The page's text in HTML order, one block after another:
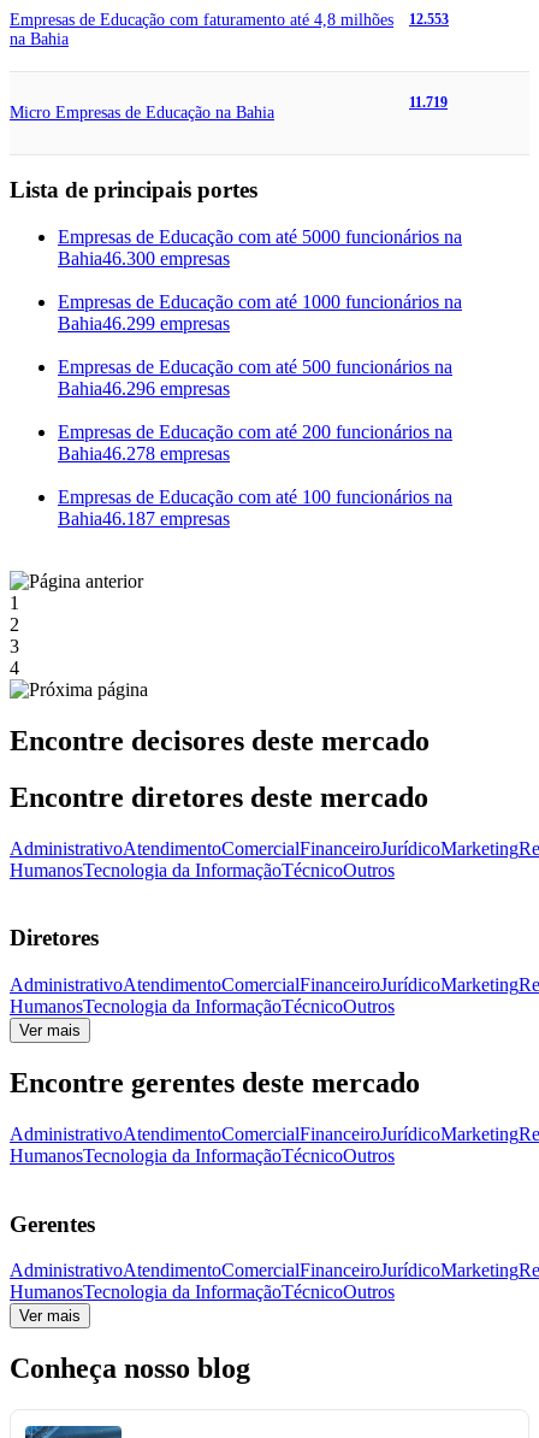
Empresas de Educação com faturamento até 4,8 milhões
na Bahia
12.553
Micro Empresas de Educação na Bahia
11.719
Lista de principais portes
Empresas de Educação com até 5000 funcionários na
Bahia46.300 empresas
Empresas de Educação com até 1000 funcionários na
Bahia46.299 empresas
Empresas de Educação com até 500 funcionários na
Bahia46.296 empresas
Empresas de Educação com até 200 funcionários na
Bahia46.278 empresas
Empresas de Educação com até 100 funcionários na
Bahia46.187 empresas
1
2
3
4
Encontre decisores deste mercado
Encontre diretores deste mercado
AdministrativoAtendimentoComercialFinanceiroJurídicoMarketing
HumanosTecnologia da InformaçãoTécnicoOutros
Diretores
AdministrativoAtendimentoComercialFinanceiroJurídicoMarketing
HumanosTecnologia da InformaçãoTécnicoOutros
Ver mais
Encontre gerentes deste mercado
AdministrativoAtendimentoComercialFinanceiroJurídicoMarketing
HumanosTecnologia da InformaçãoTécnicoOutros
Gerentes
AdministrativoAtendimentoComercialFinanceiroJurídicoMarketing
HumanosTecnologia da InformaçãoTécnicoOutros
Ver mais
Conheça nosso blog